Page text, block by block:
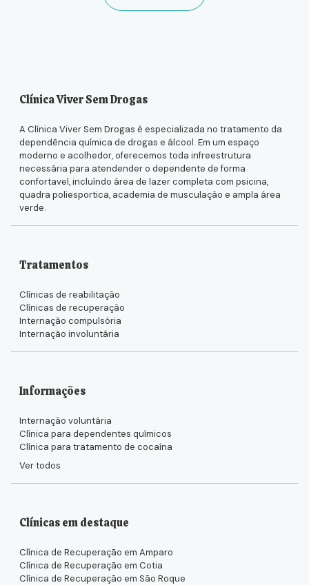
Clínica Viver Sem Drogas
A Clínica Viver Sem Drogas é especializada no tratamento da
dependência química de drogas e álcool. Em um espaço
moderno e acolhedor, oferecemos toda infreestrutura
necessária para atendender o dependente de forma
confortavel, incluíndo área de lazer completa com psicina,
quadra poliesportica, academia de musculação e ampla área
verde.
Tratamentos
Clínicas de reabilitação
Clínicas de recuperação
Internação compulsória
Internação involuntária
Informações
Internação voluntária
Clínica para dependentes químicos
Clínica para tratamento de cocaína
Ver todos
Clínicas em destaque
Clínica de Recuperação em Amparo
Clínica de Recuperação em Cotia
Clínica de Recuperação em São Roque